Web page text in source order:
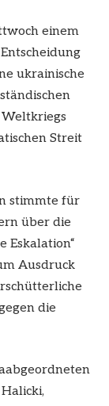
einem
ukrainische
Streit
stimmte für
über die
Eskalation“
Ausdruck
die